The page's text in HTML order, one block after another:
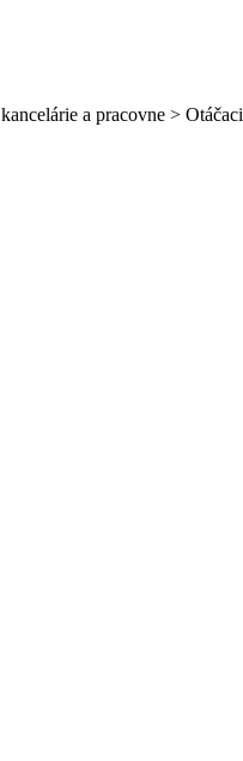
a pracovne >